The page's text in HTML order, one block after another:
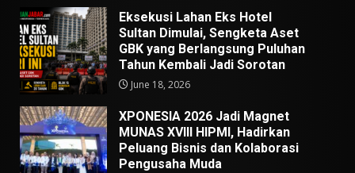
Eksekusi Lahan Eks Hotel
Sultan Dimulai, Sengketa Aset
GBK yang Berlangsung Puluhan
Tahun Kembali Jadi Sorotan
June 18, 2026
XPONESIA 2026 Jadi Magnet
MUNAS XVIII HIPMI, Hadirkan
Peluang Bisnis dan Kolaborasi
Pengusaha Muda